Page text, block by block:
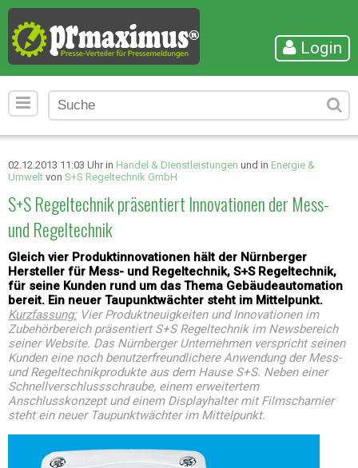
Login
02.12.2013 11:03 Uhr in Handel & Dienstleistungen und in Energie &
Umwelt von S+S Regeltechnik GmbH
S+S Regeltechnik präsentiert Innovationen der Mess-
und Regeltechnik
Gleich vier Produktinnovationen hält der Nürnberger
Hersteller für Mess- und Regeltechnik, S+S Regeltechnik,
für seine Kunden rund um das Thema Gebäudeautomation
bereit. Ein neuer Taupunktwächter steht im Mittelpunkt.
Kurzfassung:Vier Produktneuigkeiten und Innovationen im
Zubehörbereich präsentiert S+S Regeltechnik im Newsbereich
seiner Website. Das Nürnberger Unternehmen verspricht seinen
Kunden eine noch benutzerfreundlichere Anwendung der Mess-
und Regeltechnikprodukte aus dem Hause S+S. Neben einer
Schnellverschlussschraube, einem erweitertem
Anschlusskonzept und einem Displayhalter mit Filmscharnier
steht ein neuer Taupunktwächter im Mittelpunkt.